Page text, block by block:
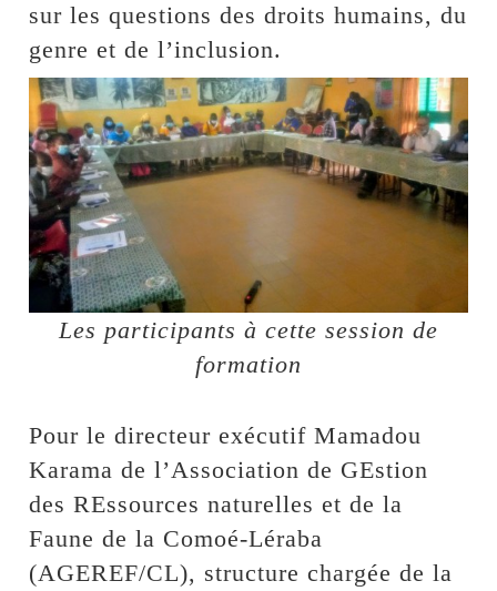
sur les questions des droits humains, du
genre et de l’inclusion.
Les participants à cette session de
formation
Pour le directeur exécutif Mamadou
Karama de l’Association de GEstion
des REssources naturelles et de la
Faune de la Comoé-Léraba
(AGEREF/CL), structure chargée de la